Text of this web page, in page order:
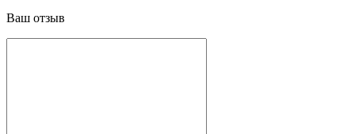
Ваш отзыв